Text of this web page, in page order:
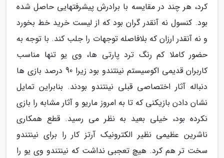
کرد، هر چند در مقایسه با برادرش پیشرفتهایی حاصل شده
بود. کنسول نه آنقدر گران بود که از لیست خرید خط بخورد
و نه آنقدر ارزان که بلافاصله توجهات را جلب کند. با توجه به
حضور کاملا کم رنگ ترد پارتی ها، وی یو تنها مناسب
کاربران قدیمی اکوسیستم نینتندو بود زیرا 90 درصد بازی ها
دنباله آثار اختصاصی قبلی نینتندو بودند. بنابراین تمایل
نشان دادن بازیکنی که تا به امروز ماریو و آثار مشابه را بازی
نکرده بود، خیلی بعید به نظر می رسید. قطع همکاری
ناشرین عظیمی نظیر الکترونیک آرتز کار را برای نینتندو
سخت تر هم کرد. هیچ تعجبی نداشت که نینتندو وی یو را